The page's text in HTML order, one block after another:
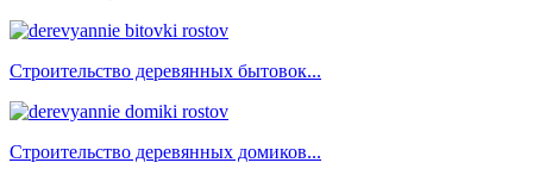
Строительство деревянных бытовок...
Строительство деревянных домиков...